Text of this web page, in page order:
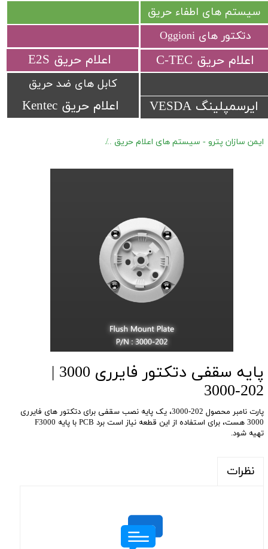
اعلام حریق Kentec
​اعلام حریق C-TEC​​​​​​​ ​اعلام حریق E2S
ایرسمپلینگ VESDA
سیستم های اطفاء حریق
کابل های ضد حریق
دتکتور های Oggioni
ایمن سازان پترو - سیستم های اعلام حریق
پایه سقفی دتکتور فایرری 3000 |
202-3000
پارت نامبر محصول 202-3000، یک پایه نصب سقفی برای دتکتور های فایرری
3000 هست، برای استفاده از این قطعه نیاز است برد PCB با پایه F3000
تهیه شود.
نظرات